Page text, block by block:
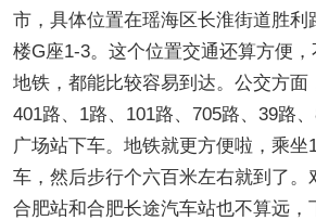
市，具体位置在瑶海区长淮街道胜利
楼G座1-3。这个位置交通还算方便
地铁，都能比较容易到达。公交方面
401路、1路、101路、705路、39路
广场站下车。地铁就更方便啦，乘坐
车，然后步行个六百米左右就到了。
合肥站和合肥长途汽车站也不算远，